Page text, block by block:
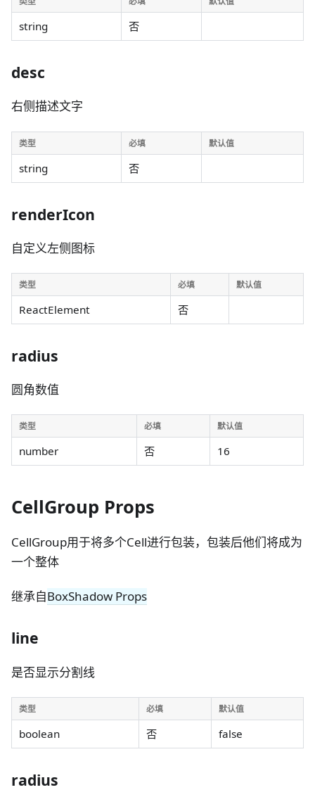
string 否
desc
右侧描述文字
类型 必填 默认值
string 否
renderIcon
自定义左侧图标
类型 必填 默认值
ReactElement 否
radius
圆角数值
类型 必填 默认值
number 否 16
CellGroup Props
CellGroup用于将多个Cell进行包装，包装后他们将成为
一个整体
继承自BoxShadow Props
line
是否显示分割线
类型 必填 默认值
boolean 否 false
radius